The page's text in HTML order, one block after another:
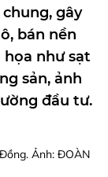
gây
bán nền
như sạt
sản, ảnh
đầu tư.